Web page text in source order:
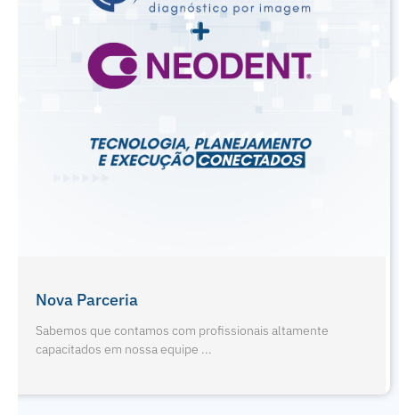
com profissionais altamente
equipe ...
Sabemos que